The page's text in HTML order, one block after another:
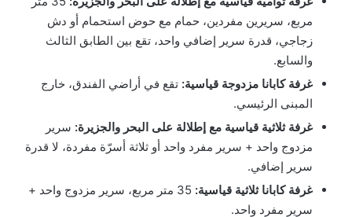
مربع، سريرين مفردين، حمام مع حوض استحمام أو دش
زجاجي، قدرة سرير إضافي واحد، تقع بين الطابق الثالث
والسابع.
غرفة كابانا مزدوجة قياسية: تقع في أراضي الفندق، خارج
المبنى الرئيسي.
غرفة ثلاثية قياسية مع إطلالة على البحر والجزيرة: سرير
مزدوج واحد + سرير مفرد واحد أو ثلاثة أسرّة مفردة، لا قدرة
سرير إضافي.
غرفة كابانا ثلاثية قياسية:
35 متر مربع، سرير مزدوج واحد +
سرير مفرد واحد.